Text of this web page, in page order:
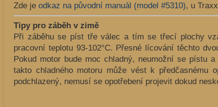
Zde je odkaz na původní manuál (model #5310) , u
Tipy pro záběh v zimě
Při záběhu se píst tře válec a tím se třecí plochy
pracovní teplotu 93-102°C. Přesné lícování těchto
Pokud motor bude moc chladný, neumožní se pístu
takto chladného motoru může vést k předčasnému
podchlazený, nemusí se opotřebení projevit dokud